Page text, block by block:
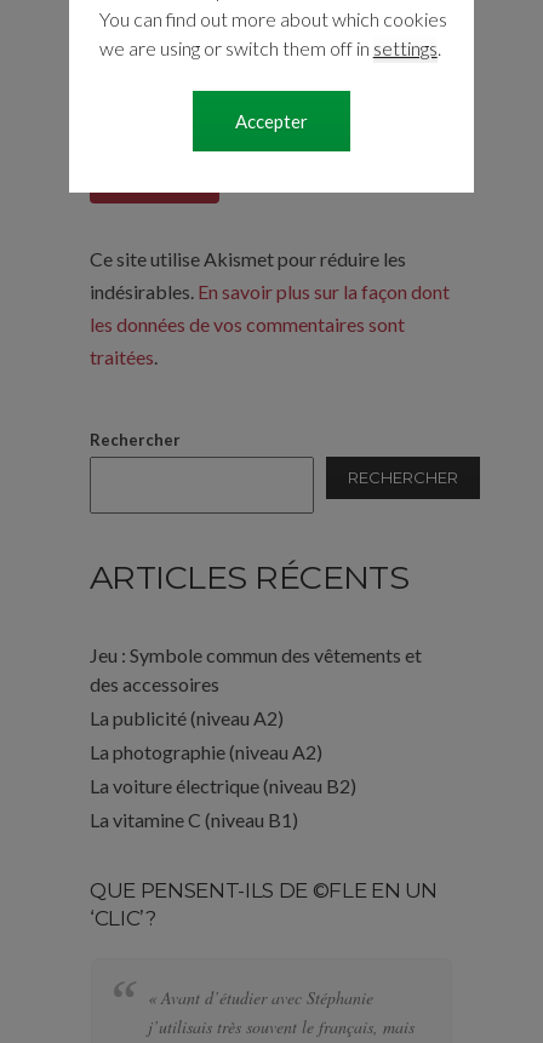
Enregistrer mon nom, mon e-mail et mon site
dans le navigateur pour mon prochain
Ce site utilise Akismet pour réduire les
indésirables. En savoir plus sur la façon dont
les données de vos commentaires sont
traitées.
Rechercher
RECHERCHER
ARTICLES RÉCENTS
Jeu : Symbole commun des vêtements et
des accessoires
La publicité (niveau A2)
La photographie (niveau A2)
La voiture électrique (niveau B2)
La vitamine C (niveau B1)
QUE PENSENT-ILS DE ©FLE EN UN
‘CLIC’?
« Avant d’étudier avec Stéphanie
j’utilisais très souvent le français, mais
You can find out more about which cookies
we are using or switch them off in settings.
Accepter